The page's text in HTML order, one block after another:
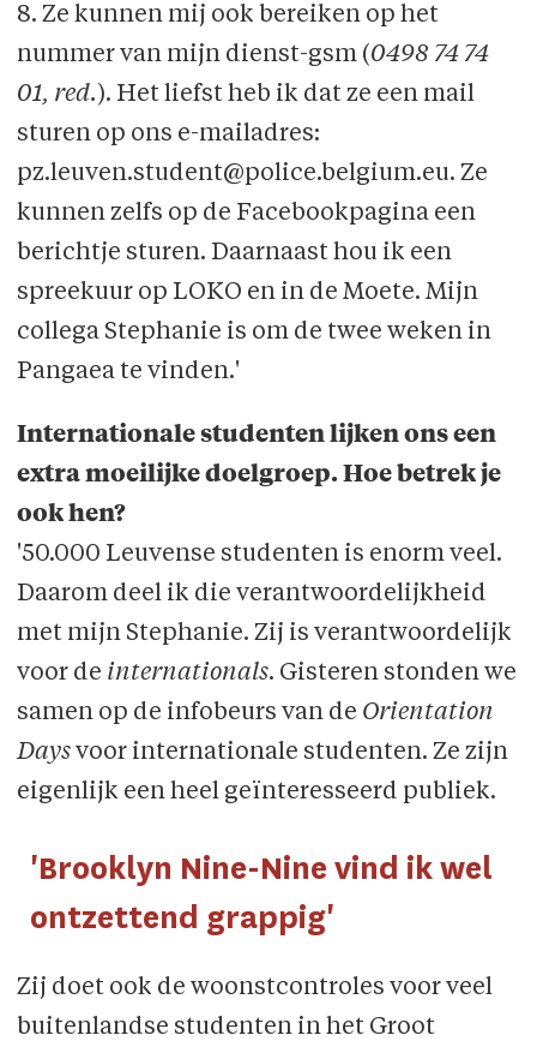
8. Ze kunnen mij ook bereiken op het
nummer van mijn dienst-gsm (0498 74 74
01, red. ). Het liefst heb ik dat ze een mail
sturen op ons e-mailadres:
pz.leuven.student@police.belgium.eu. Ze
kunnen zelfs op de Facebookpagina een
berichtje sturen. Daarnaast hou ik een
spreekuur op LOKO en in de Moete. Mijn
collega Stephanie is om de twee weken in
Pangaea te vinden.'
Internationale studenten lijken ons een
extra moeilijke doelgroep. Hoe betrek je
ook hen?
'50.000 Leuvense studenten is enorm veel.
Daarom deel ik die verantwoordelijkheid
met mijn Stephanie. Zij is verantwoordelijk
voor de internationals. Gisteren stonden we
samen op de infobeurs van de Orientation
Daysvoor internationale studenten. Ze zijn
eigenlijk een heel geïnteresseerd publiek.
'Brooklyn Nine-Nine vind ik wel
ontzettend grappig'
Zij doet ook de woonstcontroles voor veel
buitenlandse studenten in het Groot